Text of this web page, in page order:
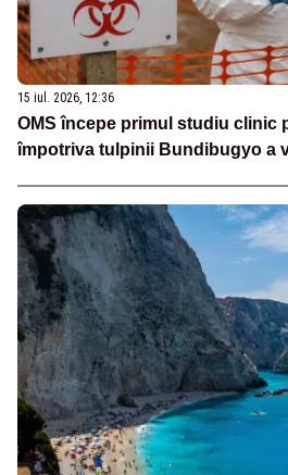
15 iul. 2026, 12:36
OMS începe primul studiu clinic
împotriva tulpinii Bundibugyo a